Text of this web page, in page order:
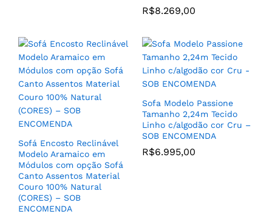
R$8.269,00
Sofá Encosto Reclinável
Modelo Aramaico em
Módulos com opção Sofá
Canto Assentos Material
Couro 100% Natural
(CORES) – SOB
ENCOMENDA
Sofa Modelo Passione
Tamanho 2,24m Tecido
Linho c/algodão cor Cru –
SOB ENCOMENDA
R$6.995,00
Acinzentado e Base Aço
Carbono cor Madeira
Nosce – SOB ENCOMENDA
R$ 2.295,00
Poltrona Mariele Tecido
Veludo Rose e Base Aço
ENCOMENDA
R$1.799,00
Jogo de (2) Poltronas
Modelo Dolce para Quarto,
Sala de TV ou Sala de